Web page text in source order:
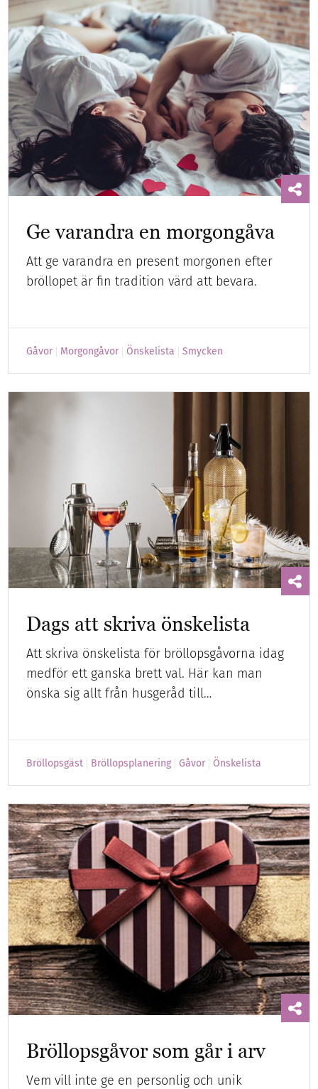
Ge varandra en morgongåva
Att ge varandra en present morgonen efter
bröllopet är fin tradition värd att bevara.
Gåvor Morgongåvor Önskelista Smycken
Dags att skriva önskelista
Att skriva önskelista för bröllopsgåvorna idag
medför ett ganska brett val. Här kan man
önska sig allt från husgeråd till…
Bröllopsgäst Bröllopsplanering Gåvor Önskelista
Bröllopsgåvor som går i arv
Vem vill inte ge en personlig och unik